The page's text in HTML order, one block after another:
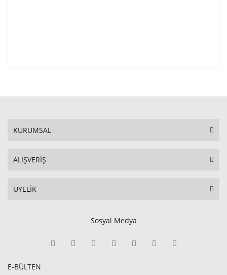
KURUMSAL
ALIŞVERİŞ
ÜYELİK
Sosyal Medya
E-BÜLTEN